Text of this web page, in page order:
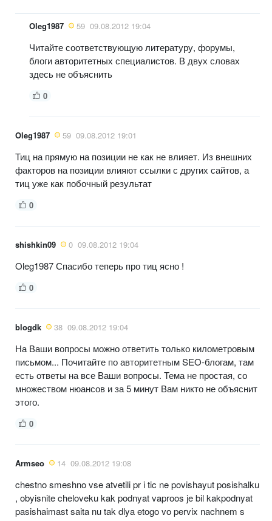
Oleg1987 59 09.08.2012 19:04
Читайте соответствующую литературу, форумы,
блоги авторитетных специалистов. В двух словах
здесь не объяснить
0
Oleg1987 59 09.08.2012 19:01
Тиц на прямую на позиции не как не влияет. Из внешних
факторов на позиции влияют ссылки с других сайтов, а
тиц уже как побочный результат
0
shishkin09 0 09.08.2012 19:04
Oleg1987 Спасибо теперь про тиц ясно !
0
blogdk 38 09.08.2012 19:04
На Ваши вопросы можно ответить только километровым
письмом... Почитайте по авторитетным SEO-блогам, там
есть ответы на все Ваши вопросы. Тема не простая, со
множеством нюансов и за 5 минут Вам никто не объяснит
этого.
0
Armseo 14 09.08.2012 19:08
chestno smeshno vse atvetili pr i tic ne povishayut posishalku
, obyisnite cheloveku kak podnyat vaproos je bil kakpodnyat
pasishaimast saita nu tak dlya etogo vo pervix nachnem s